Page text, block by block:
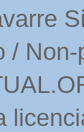
/